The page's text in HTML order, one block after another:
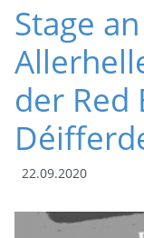
Stage
der Red
22.09.2020